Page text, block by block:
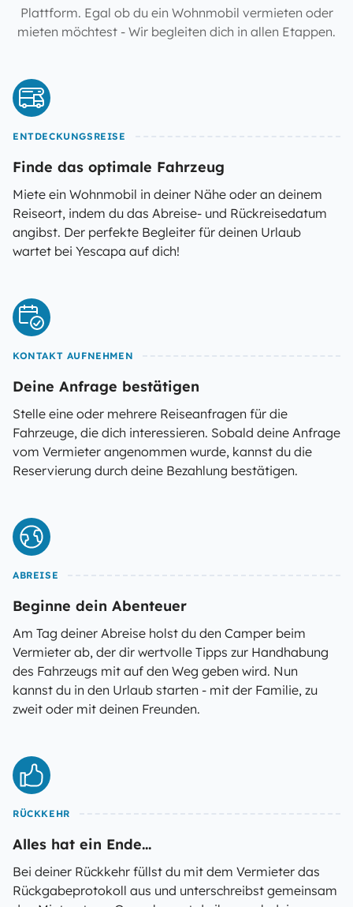
Plattform. Egal ob du ein Wohnmobil vermieten oder
mieten möchtest - Wir begleiten dich in allen Etappen.
ENTDECKUNGSREISE
Finde das optimale Fahrzeug
Miete ein Wohnmobil in deiner Nähe oder an deinem
Reiseort, indem du das Abreise- und Rückreisedatum
angibst. Der perfekte Begleiter für deinen Urlaub
wartet bei Yescapa auf dich!
KONTAKT AUFNEHMEN
Deine Anfrage bestätigen
Stelle eine oder mehrere Reiseanfragen für die
Fahrzeuge, die dich interessieren. Sobald deine Anfrage
vom Vermieter angenommen wurde, kannst du die
Reservierung durch deine Bezahlung bestätigen.
ABREISE
Beginne dein Abenteuer
Am Tag deiner Abreise holst du den Camper beim
Vermieter ab, der dir wertvolle Tipps zur Handhabung
des Fahrzeugs mit auf den Weg geben wird. Nun
kannst du in den Urlaub starten - mit der Familie, zu
zweit oder mit deinen Freunden.
RÜCKKEHR
Alles hat ein Ende...
Bei deiner Rückkehr füllst du mit dem Vermieter das
Rückgabeprotokoll aus und unterschreibst gemeinsam